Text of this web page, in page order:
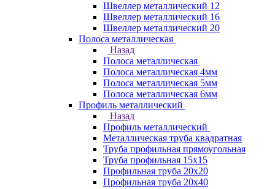
Швеллер металлический 12
Швеллер металлический 16
Швеллер металлический 20
Полоса металлическая
Назад
Полоса металлическая
Полоса металлическая 4мм
Полоса металлическая 5мм
Полоса металлическая 6мм
Профиль металлический
Назад
Профиль металлический
Металлическая труба квадратная
Труба профильная прямоугольная
Труба профильная 15х15
Профильная труба 20х20
Профильная труба 20х40